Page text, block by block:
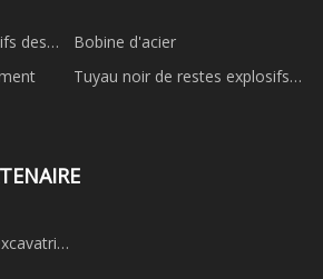
des
Bobine d'acier
Tuyau noir de restes explosifs